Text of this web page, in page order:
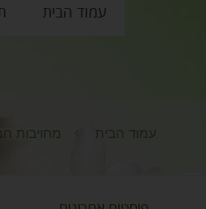
עמוד הבית
עמוד הבית מחויבות